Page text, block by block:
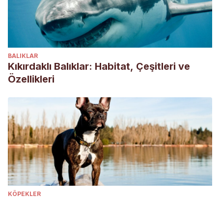
BALIKLAR
Kıkırdaklı Balıklar: Habitat, Çeşitleri ve
Özellikleri
KÖPEKLER